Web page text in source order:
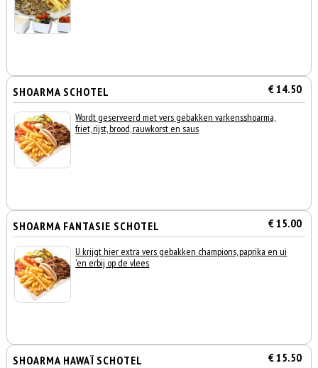
SHOARMA SCHOTEL € 14.50
Wordt geserveerd met vers gebakken varkensshoarma,
friet, rijst, brood, rauwkorst en saus
SHOARMA FANTASIE SCHOTEL € 15.00
U krijgt hier extra vers gebakken champions, paprika en ui
'en erbij op de vlees
SHOARMA HAWAÏ SCHOTEL € 15.50